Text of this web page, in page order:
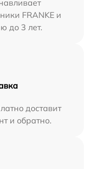
FRANKE и
до 3 лет.
доставит
и обратно.